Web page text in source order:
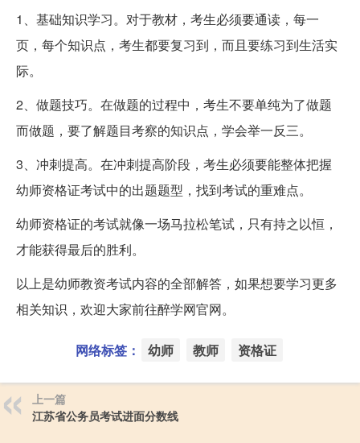
1、基础知识学习。对于教材，考生必须要通读，每一
页，每个知识点，考生都要复习到，而且要练习到生活实
际。
2、做题技巧。在做题的过程中，考生不要单纯为了做题
而做题，要了解题目考察的知识点，学会举一反三。
3、冲刺提高。在冲刺提高阶段，考生必须要能整体把握
幼师资格证考试中的出题题型，找到考试的重难点。
幼师资格证的考试就像一场马拉松笔试，只有持之以恒，
才能获得最后的胜利。
以上是幼师教资考试内容的全部解答，如果想要学习更多
相关知识，欢迎大家前往醉学网官网。
网络标签： 幼师 教师 资格证
上一篇
江苏省公务员考试进面分数线